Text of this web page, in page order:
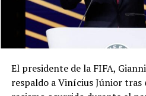
El presidente de la FIFA,
respaldo a Vinícius Júnior